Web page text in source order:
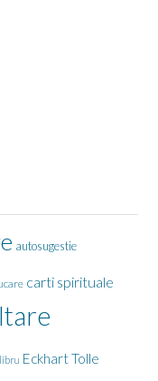
autosugestie
carti spirituale
Eckhart Tolle